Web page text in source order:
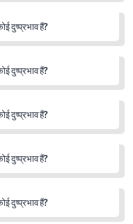
दुष्प्रभाव हैं?
दुष्प्रभाव हैं?
दुष्प्रभाव हैं?
दुष्प्रभाव हैं?
दुष्प्रभाव हैं?